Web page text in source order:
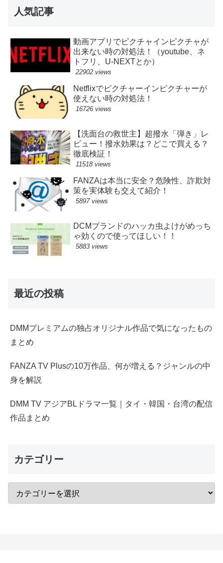
人気記事
動画アプリでピクチャインピクチャが
出来ない時の対処法！（youtube、ネ
トフリ、U-NEXTとか）
22902 views
Netflixでピクチャーインピクチャーが
使えない時の対処法！
16726 views
【洗面台の救世主】超撥水「弾き」レ
ビュー！撥水効果は？どこで買える？
徹底検証！
11518 views
FANZAは本当に安全？危険性、詐欺対
策を実体験も交えて紹介！
5897 views
DCMブランドのハッカ虫よけがめっち
ゃ効くので使ってほしい！！
5883 views
最近の投稿
DMMプレミアムの独占オリジナル作品で気になったもの
まとめ
FANZA TV Plusの10万作品、何が増える？ジャンルの中
身を解説
DMM TV アジアBLドラマ一覧｜タイ・韓国・台湾の配信
作品まとめ
カテゴリー